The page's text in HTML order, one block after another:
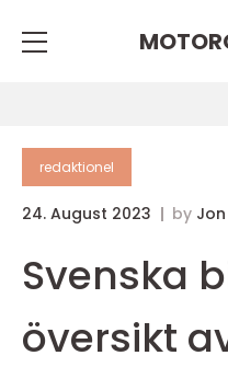
redaktionel
24. August 2023 by
Svenska
översikt